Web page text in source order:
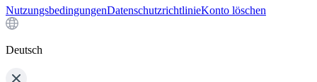
NutzungsbedingungenDatenschutzrichtlinieKonto löschen
Deutsch